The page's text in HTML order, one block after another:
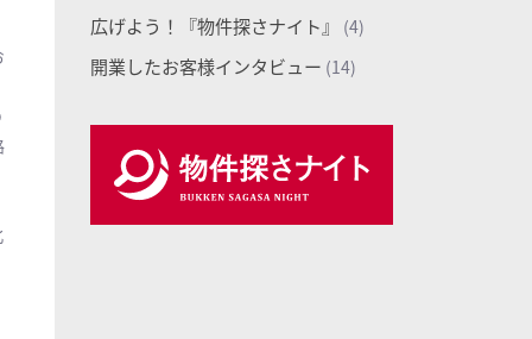
広げよう！『物件探さナイト』 (4)
開業したお客様インタビュー (14)